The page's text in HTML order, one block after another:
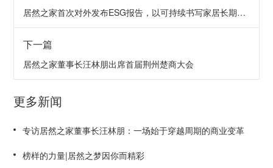
居然之家首次对外发布ESG报告，以可持续书写家居长期价值
下一篇
居然之家董事长汪林朋出席首届荆州楚商大会
更多新闻
专访居然之家董事长汪林朋：一场始于穿越周期的商业变革
榜样的力量|居然之梦因你而精彩